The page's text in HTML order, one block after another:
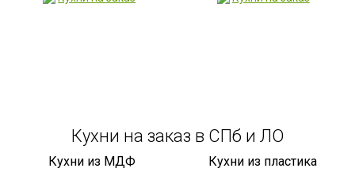
Кухни на заказ в СПб и ЛО
Кухни из МДФ
Кухни из пластика